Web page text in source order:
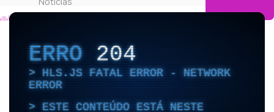
ERRO204
HLS.JS FATAL ERROR - NETWORK
ERROR
ESTE CONTEÚDO ESTÁ NESTE